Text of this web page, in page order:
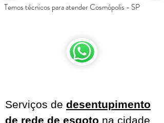
Temos técnicos para atender Cosmópolis - SP
Serviços de desentupimento
de rede de esgoto na cidade